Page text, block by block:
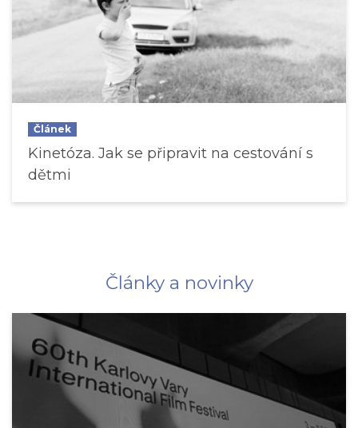
Článek
Kinetóza. Jak se připravit na cestování s
dětmi
Články a novinky